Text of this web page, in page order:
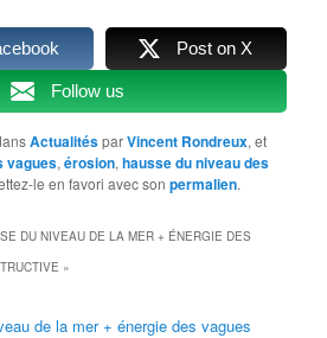
Post on X
Follow us
ActualitésparVincent Rondreux, et
vagues,érosion,hausse du niveau des
le en favori avec sonpermalien.
DU NIVEAU DE LA MER + ÉNERGIE DES
»
de la mer + énergie des vagues